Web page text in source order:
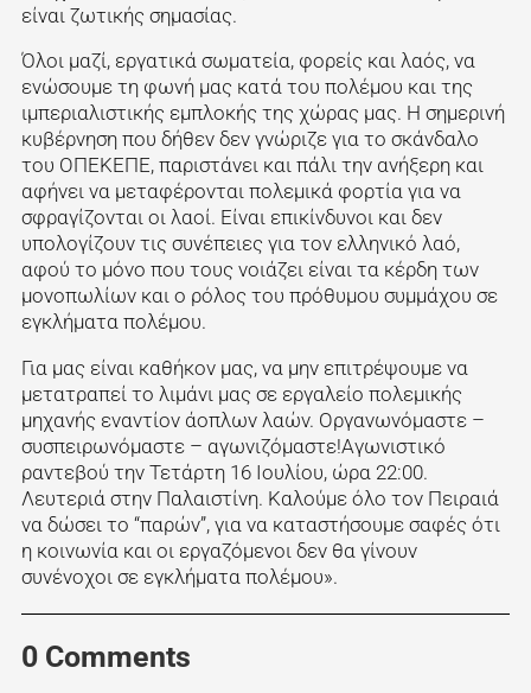
είναι ζωτικής σημασίας.
Όλοι μαζί, εργατικά σωματεία, φορείς και λαός, να
ενώσουμε τη φωνή μας κατά του πολέμου και της
ιμπεριαλιστικής εμπλοκής της χώρας μας. Η σημερινή
κυβέρνηση που δήθεν δεν γνώριζε για το σκάνδαλο
του ΟΠΕΚΕΠΕ, παριστάνει και πάλι την ανήξερη και
αφήνει να μεταφέρονται πολεμικά φορτία για να
σφραγίζονται οι λαοί. Είναι επικίνδυνοι και δεν
υπολογίζουν τις συνέπειες για τον ελληνικό λαό,
αφού το μόνο που τους νοιάζει είναι τα κέρδη των
μονοπωλίων και ο ρόλος του πρόθυμου συμμάχου σε
εγκλήματα πολέμου.
Για μας είναι καθήκον μας, να μην επιτρέψουμε να
μετατραπεί το λιμάνι μας σε εργαλείο πολεμικής
μηχανής εναντίον άοπλων λαών. Οργανωνόμαστε –
συσπειρωνόμαστε – αγωνιζόμαστε!Αγωνιστικό
ραντεβού την Τετάρτη 16 Ιουλίου, ώρα 22:00.
Λευτεριά στην Παλαιστίνη. Καλούμε όλο τον Πειραιά
να δώσει το “παρών”, για να καταστήσουμε σαφές ότι
η κοινωνία και οι εργαζόμενοι δεν θα γίνουν
συνένοχοι σε εγκλήματα πολέμου».
0 Comments